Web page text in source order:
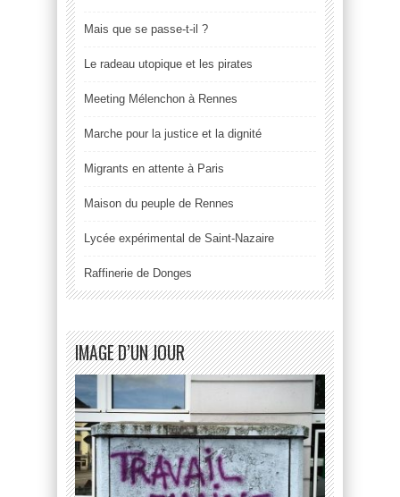
Mais que se passe-t-il ?
Le radeau utopique et les pirates
Meeting Mélenchon à Rennes
Marche pour la justice et la dignité
Migrants en attente à Paris
Maison du peuple de Rennes
Lycée expérimental de Saint-Nazaire
Raffinerie de Donges
IMAGE D’UN JOUR